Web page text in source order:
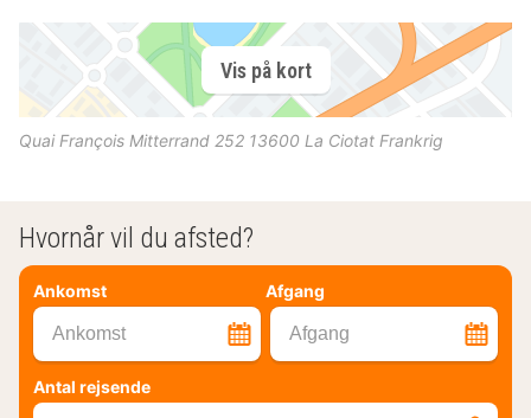
Vis på kort
Quai François Mitterrand 252 13600 La Ciotat Frankrig
Hvornår vil du afsted?
Ankomst Afgang
Ankomst Afgang
Antal rejsende